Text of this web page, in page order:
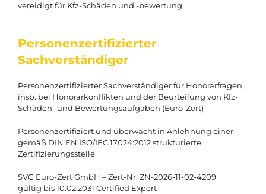
vereidigt für Kfz-Schäden und -bewertung
Personenzertifizierter
Sachverständiger
Personenzertifizierter Sachverständiger für Honorarfragen,
insb. bei Honorarkonflikten und der Beurteilung von Kfz-
Schäden- und Bewertungsaufgaben (Euro-Zert)
Personenzertifiziert und überwacht in Anlehnung einer
gemäß DIN EN ISO/IEC 17024:2012 strukturierte
Zertifizierungsstelle
SVG Euro-Zert GmbH – Zert-Nr: ZN-2026-11-02-4209
gültig bis 10.02.2031 Certified Expert